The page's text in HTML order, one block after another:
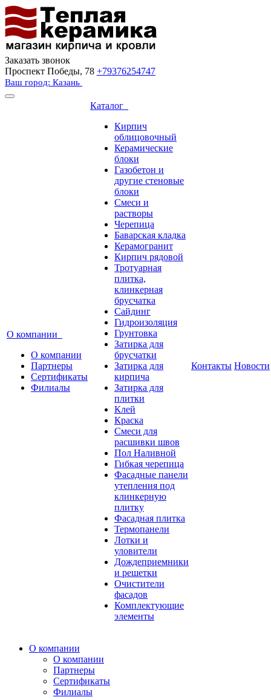
Заказать звонок
Проспект Победы, 78 +79376254747
Ваш город: Казань
О компании
О компании
Партнеры
Сертификаты
Филиалы
Каталог
Кирпич
облицовочный
Керамические
блоки
Газобетон и
другие стеновые
блоки
Смеси и
растворы
Черепица
Баварская кладка
Керамогранит
Кирпич рядовой
Тротуарная
плитка,
клинкерная
брусчатка
Сайдинг
Гидроизоляция
Грунтовка
Затирка для
брусчатки
Затирка для
кирпича
Затирка для
плитки
Клей
Краска
Смеси для
расшивки швов
Пол Наливной
Гибкая черепица
Фасадные панели
утепления под
клинкерную
плитку
Фасадная плитка
Термопанели
Лотки и
уловители
Дождеприемники
и решетки
Очистители
фасадов
Комплектующие
элементы
Контакты Новости
О компании
О компании
Партнеры
Сертификаты
Филиалы